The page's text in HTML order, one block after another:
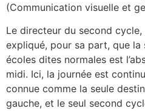
(Communication visuelle et
Le directeur du second cycle,
expliqué, pour sa part, que
écoles dites normales est
midi. Ici, la journée est
connue comme la seule
gauche, et le seul second